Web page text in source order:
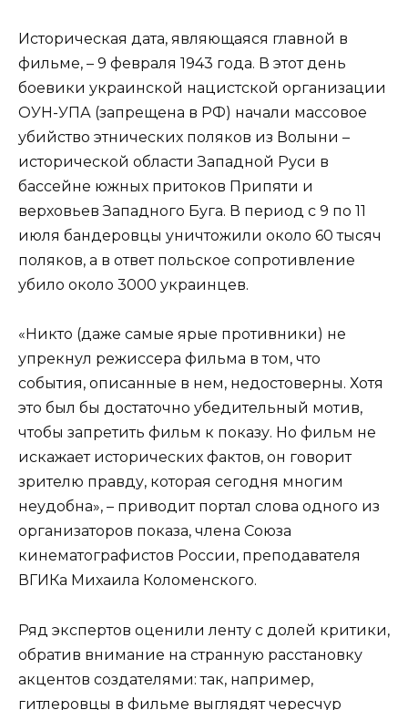
Историческая дата, являющаяся главной в
фильме, – 9 февраля 1943 года. В этот день
боевики украинской нацистской организации
ОУН-УПА (запрещена в РФ) начали массовое
убийство этнических поляков из Волыни –
исторической области Западной Руси в
бассейне южных притоков Припяти и
верховьев Западного Буга. В период с 9 по 11
июля бандеровцы уничтожили около 60 тысяч
поляков, а в ответ польское сопротивление
убило около 3000 украинцев.
«Никто (даже самые ярые противники) не
упрекнул режиссера фильма в том, что
события, описанные в нем, недостоверны. Хотя
это был бы достаточно убедительный мотив,
чтобы запретить фильм к показу. Но фильм не
искажает исторических фактов, он говорит
зрителю правду, которая сегодня многим
неудобна», – приводит портал слова одного из
организаторов показа, члена Союза
кинематографистов России, преподавателя
ВГИКа Михаила Коломенского.
Ряд экспертов оценили ленту с долей критики,
обратив внимание на странную расстановку
акцентов создателями: так, например,
гитлеровцы в фильме выглядят чересчур